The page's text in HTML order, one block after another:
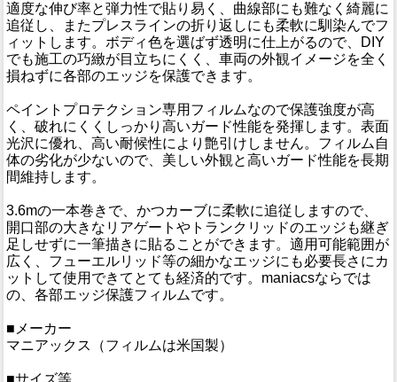
適度な伸び率と弾力性で貼り易く、曲線部にも難なく綺麗に
追従し、またプレスラインの折り返しにも柔軟に馴染んでフ
ィットします。ボディ色を選ばず透明に仕上がるので、DIY
でも施工の巧緻が目立ちにくく、車両の外観イメージを全く
損ねずに各部のエッジを保護できます。
ペイントプロテクション専用フィルムなので保護強度が高
く、破れにくくしっかり高いガード性能を発揮します。表面
光沢に優れ、高い耐候性により艶引けしません。フィルム自
体の劣化が少ないので、美しい外観と高いガード性能を長期
間維持します。
3.6mの一本巻きで、かつカーブに柔軟に追従しますので、
開口部の大きなリアゲートやトランクリッドのエッジも継ぎ
足しせずに一筆描きに貼ることができます。適用可能範囲が
広く、フューエルリッド等の細かなエッジにも必要長さにカ
ットして使用できてとても経済的です。maniacsならでは
の、各部エッジ保護フィルムです。
■メーカー
マニアックス（フィルムは米国製）